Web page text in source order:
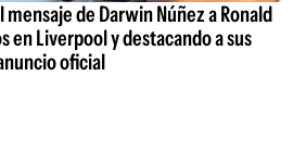
de Darwin Núñez a Ronald
en Liverpool y destacando a sus
oficial